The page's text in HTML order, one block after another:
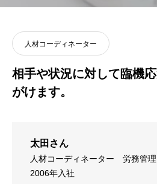
人材コーディネーター
相手や状況に対して臨機
がけます。
太田さん
人材コーディネーター
労務管
2006年入社